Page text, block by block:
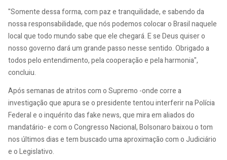
"Somente dessa forma, com paz e tranquilidade, e sabendo da
nossa responsabilidade, que nós podemos colocar o Brasil naquele
local que todo mundo sabe que ele chegará. E se Deus quiser o
nosso governo dará um grande passo nesse sentido. Obrigado a
todos pelo entendimento, pela cooperação e pela harmonia",
concluiu.
Após semanas de atritos com o Supremo -onde corre a
investigação que apura se o presidente tentou interferir na Polícia
Federal e o inquérito das fake news, que mira em aliados do
mandatário- e com o Congresso Nacional, Bolsonaro baixou o tom
nos últimos dias e tem buscado uma aproximação com o Judiciário
e o Legislativo.